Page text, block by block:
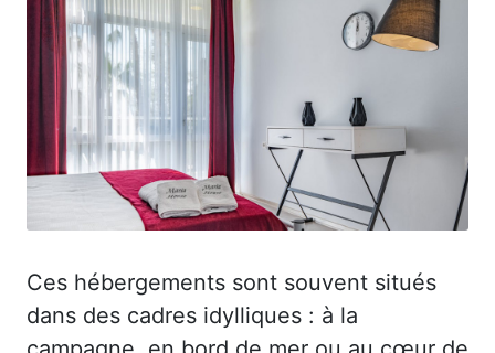
Ces hébergements sont souvent situés
dans des cadres idylliques : à la